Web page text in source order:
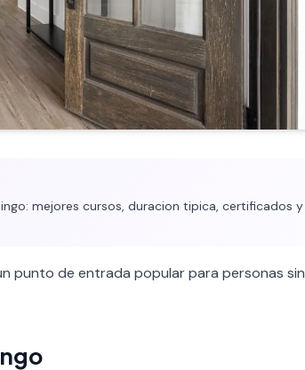
mejores cursos, duracion tipica, certificados y
punto de entrada popular para personas sin